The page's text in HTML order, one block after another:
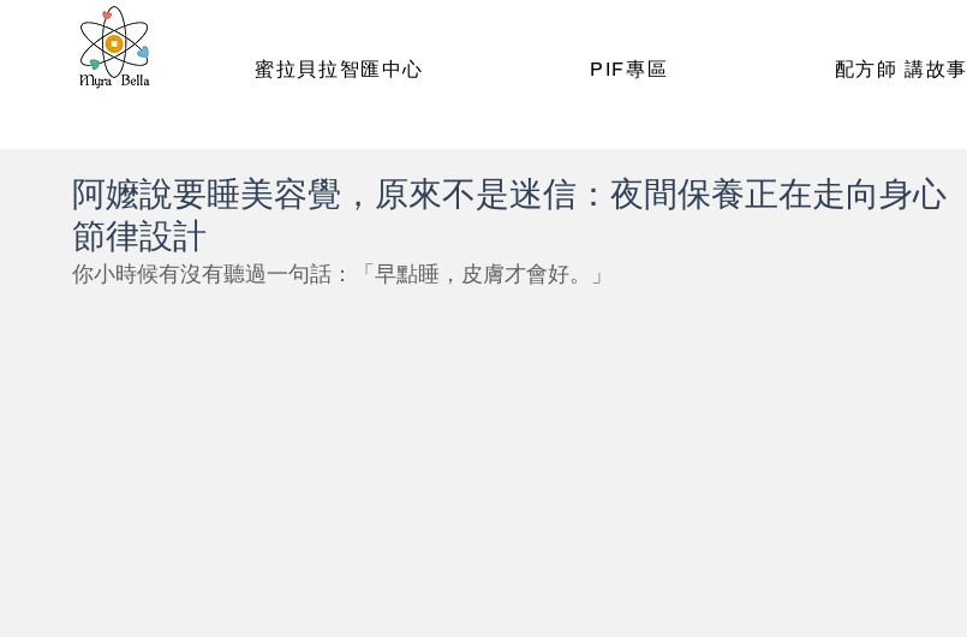
蜜拉貝拉智匯中心 PIF專區 配方師 講故事
阿嬤說要睡美容覺，原來不是迷信：夜間保養正在走向身心
節律設計
你小時候有沒有聽過一句話：「早點睡，皮膚才會好。」